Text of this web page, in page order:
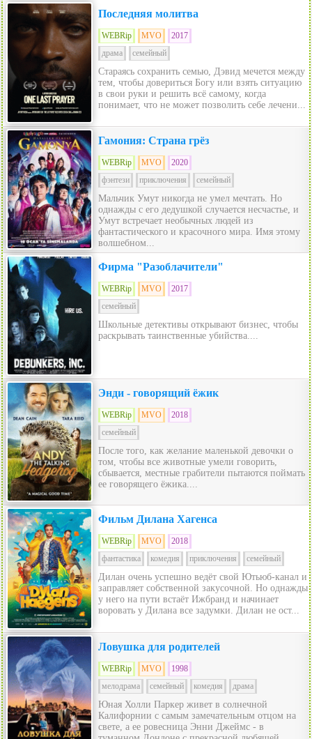
Последняя молитва
WEBRip MVO
2017
драма
семейный
Стараясь сохранить семью, Дэвид мечется между
тем, чтобы довериться Богу или взять ситуацию
в свои руки и решить всё самому, когда
понимает, что не может позволить себе лечени...
Гамония: Страна грёз
WEBRip MVO
2020
фэнтези
приключения семейный
Мальчик Умут никогда не умел мечтать. Но
однажды с его дедушкой случается несчастье, и
Умут встречает необычных людей из
фантастического и красочного мира. Имя этому
волшебном...
Фирма "Разоблачители"
WEBRip MVO
2017
семейный
Школьные детективы открывают бизнес, чтобы
раскрывать таинственные убийства....
Энди - говорящий ёжик
WEBRip MVO
2018
семейный
После того, как желание маленькой девочки о
том, чтобы все животные умели говорить,
сбывается, местные грабители пытаются поймать
ее говорящего ёжика....
Фильм Дилана Хагенса
WEBRip MVO
2018
фантастика
комедия приключения семейный
Дилан очень успешно ведёт свой Ютьюб-канал и
заправляет собственной закусочной. Но однажды
у него на пути встаёт Ижбранд и начинает
воровать у Дилана все задумки. Дилан не ост...
Ловушка для родителей
WEBRip MVO
1998
мелодрама
семейный комедия драма
Юная Холли Паркер живет в солнечной
Калифорнии с самым замечательным отцом на
свете, а ее ровесница Энни Джеймс - в